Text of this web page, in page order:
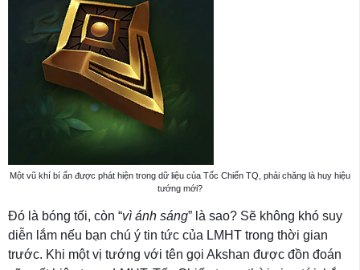
Một vũ khí bí ẩn được phát hiện trong dữ liệu của Tốc Chiến TQ, phải chăng là huy hiệu
tướng mới?
Đó là bóng tối, còn “vì ánh sáng” là sao? Sẽ không khó suy
diễn lắm nếu bạn chú ý tin tức của LMHT trong thời gian
trước. Khi một vị tướng với tên gọi Akshan được đồn đoán